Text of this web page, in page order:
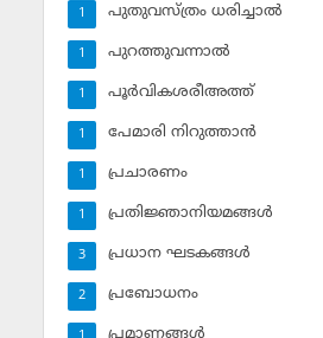
പുതുവസ്ത്രം ധരിച്ചാല്‍
1
പുറത്തുവന്നാല്‍
1
പൂര്‍വികശരീഅത്ത്
1
പേമാരി നിറുത്താന്‍
1
പ്രചാരണം
1
പ്രതിജ്ഞാനിയമങ്ങള്‍
1
പ്രധാന ഘടകങ്ങള്‍
3
പ്രബോധനം
2